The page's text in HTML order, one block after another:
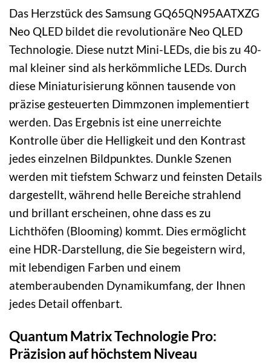
Das Herzstück des Samsung GQ65QN95AATXZG
Neo QLED bildet die revolutionäre Neo QLED
Technologie. Diese nutzt Mini-LEDs, die bis zu 40-
mal kleiner sind als herkömmliche LEDs. Durch
diese Miniaturisierung können tausende von
präzise gesteuerten Dimmzonen implementiert
werden. Das Ergebnis ist eine unerreichte
Kontrolle über die Helligkeit und den Kontrast
jedes einzelnen Bildpunktes. Dunkle Szenen
werden mit tiefstem Schwarz und feinsten Details
dargestellt, während helle Bereiche strahlend
und brillant erscheinen, ohne dass es zu
Lichthöfen (Blooming) kommt. Dies ermöglicht
eine HDR-Darstellung, die Sie begeistern wird,
mit lebendigen Farben und einem
atemberaubenden Dynamikumfang, der Ihnen
jedes Detail offenbart.
Quantum Matrix Technologie Pro:
Präzision auf höchstem Niveau